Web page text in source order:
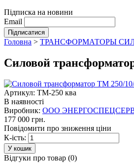
Підписка на новини
Email
Головна > ТРАНСФОРМАТОРЫ
Силовой
Артикул: ТМ-250 ква
В наявності
Виробник: ООО
177 000 грн.
Повідомити про зниження ціни
К-ість:
Відгуки про товар (0)